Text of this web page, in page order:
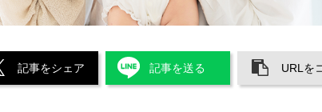
記事をシェア 記事を送る URLを